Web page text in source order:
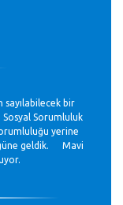
sayılabilecek bir
Sosyal Sorumluluk
yerine
geldik. Mavi